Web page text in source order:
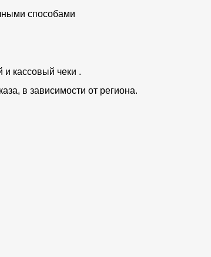
способами
кассовый чеки .
в зависимости от региона.